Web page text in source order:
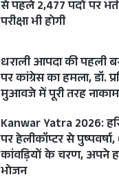
से पहले 2,477 पदों पर
परीक्षा भी होगी
धराली आपदा की पहली
पर कांग्रेस का हमला, डॉ.
मुआवजे में पूरी तरह नाकाम
Kanwar Yatra 2026:
पर हेलीकॉप्टर से
कांवड़ियों के चरण, अपने
भोजन